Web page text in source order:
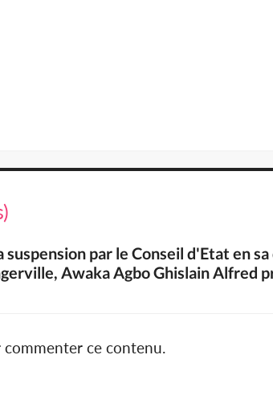
par le Conseil d'Etat en
Awaka Agbo Ghislain Alfred
ce contenu.